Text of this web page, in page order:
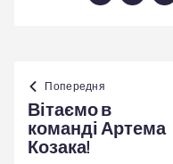
Навігація
записів
Попередня
Вітаємо в
команді Артема
Козака!